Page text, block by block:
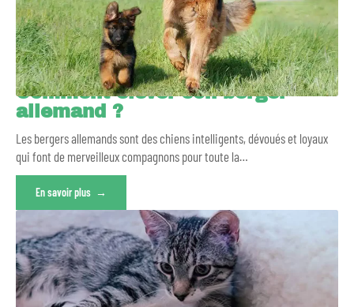
Comment élever son berger
allemand ?
Les bergers allemands sont des chiens intelligents, dévoués et loyaux
qui font de merveilleux compagnons pour toute la…
En savoir plus